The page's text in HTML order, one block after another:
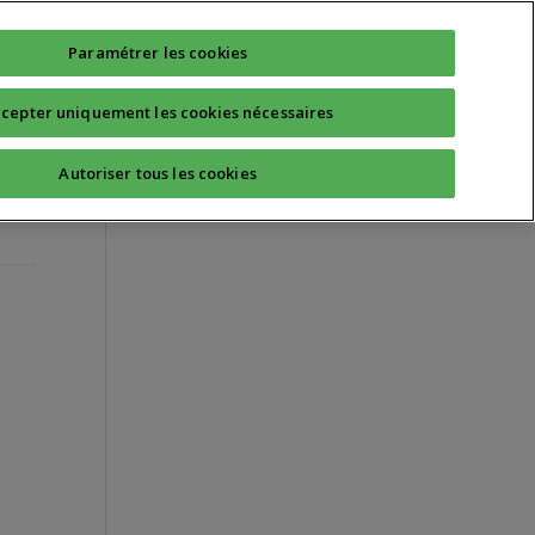
Quotidien Sport Santé
Paramétrer les cookies
uniquement les cookies nécessaires
Autoriser tous les cookies